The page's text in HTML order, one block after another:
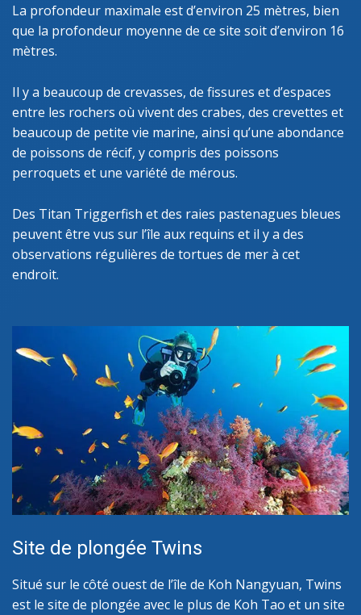
La profondeur maximale est d’environ 25 mètres, bien
que la profondeur moyenne de ce site soit d’environ 16
mètres.
Il y a beaucoup de crevasses, de fissures et d’espaces
entre les rochers où vivent des crabes, des crevettes et
beaucoup de petite vie marine, ainsi qu’une abondance
de poissons de récif, y compris des poissons
perroquets et une variété de mérous.
Des Titan Triggerfish et des raies pastenagues bleues
peuvent être vus sur l’île aux requins et il y a des
observations régulières de tortues de mer à cet
endroit.
Site de plongée Twins
Situé sur le côté ouest de l’île de Koh Nangyuan, Twins
est le site de plongée avec le plus de Koh Tao et un site